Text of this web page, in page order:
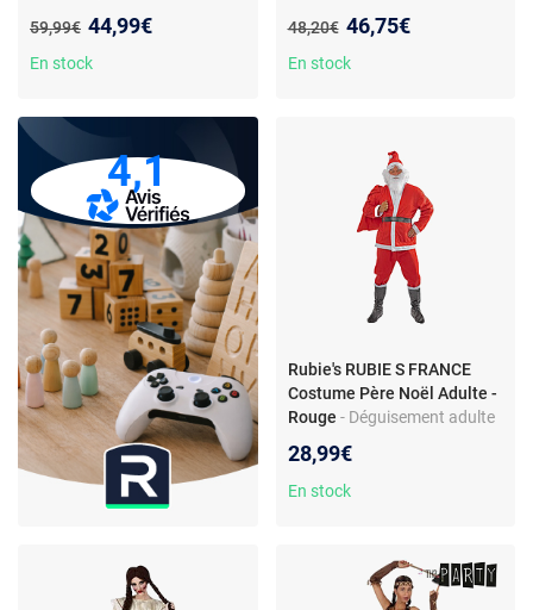
adulte - Rouge -
Déguisement adulte Père
homme
Ancien prix :
59,99€ Nouveau prix :
44,99€
En stock
haut jaune fluo, serre-tête
nœud
Ancien prix :
48,20€ Nouveau prix :
46,75€
En stock
4,1
Rubie's RUBIE S FRANCE
Costume Père Noël Adulte -
Rouge - Déguisement adulte
veste rouge, pantalon,
chapeau, barbe, ceinture et
28,99€
En stock